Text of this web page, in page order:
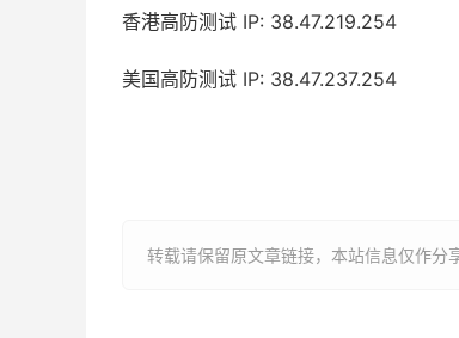
香港高防测试 IP: 38.47.219.254
美国高防测试 IP: 38.47.237.254
转载请保留原文章链接，本站信息仅作分